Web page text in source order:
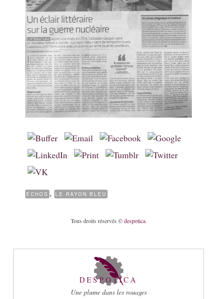
ECHOS ,LE RAYON BLEU
Tous droits réservés ©despotica.
DESPOTICA
Une plume dans les rouages